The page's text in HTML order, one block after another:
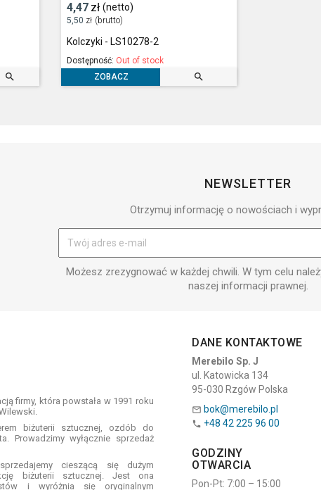

4,47 zł (netto)
5,50 zł (brutto)
Kolczyki - LS10278-2
Dostępność: Out of stock
ZOBACZ

NEWSLETTER
Otrzymuj informację o nowościach i
Możesz zrezygnować w każdej chwili. W tym celu
naszej informacji prawnej.
firmy, która powstała w 1991 roku
biżuterii sztucznej, ozdób do
Prowadzimy wyłącznie sprzedaż
cieszącą się dużym
biżuterii sztucznej. Jest ona
i wyróżnia się oryginalnym
DANE KONTAKTOWE
Merebilo Sp. J
ul. Katowicka 134
95-030 Rzgów Polska
 bok@merebilo.pl
 +48 42 225 96 00
GODZINY
OTWARCIA
Pon-Pt: 7:00 – 15:00